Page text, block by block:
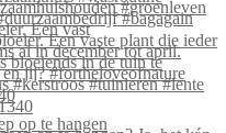
Een vast
op te hangen